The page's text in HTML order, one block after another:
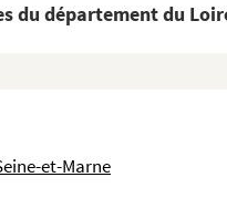
du département du
et-Marne